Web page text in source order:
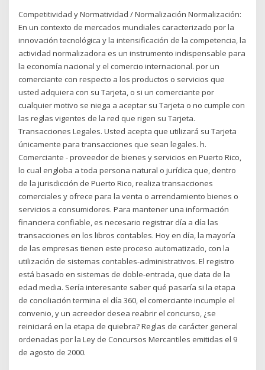
Competitividad y Normatividad / Normalización Normalización:
En un contexto de mercados mundiales caracterizado por la
innovación tecnológica y la intensificación de la competencia, la
actividad normalizadora es un instrumento indispensable para
la economía nacional y el comercio internacional. por un
comerciante con respecto a los productos o servicios que
usted adquiera con su Tarjeta, o si un comerciante por
cualquier motivo se niega a aceptar su Tarjeta o no cumple con
las reglas vigentes de la red que rigen su Tarjeta.
Transacciones Legales. Usted acepta que utilizará su Tarjeta
únicamente para transacciones que sean legales. h.
Comerciante - proveedor de bienes y servicios en Puerto Rico,
lo cual engloba a toda persona natural o jurídica que, dentro
de la jurisdicción de Puerto Rico, realiza transacciones
comerciales y ofrece para la venta o arrendamiento bienes o
servicios a consumidores. Para mantener una información
financiera confiable, es necesario registrar día a día las
transacciones en los libros contables. Hoy en día, la mayoría
de las empresas tienen este proceso automatizado, con la
utilización de sistemas contables-administrativos. El registro
está basado en sistemas de doble-entrada, que data de la
edad media. Sería interesante saber qué pasaría si la etapa
de conciliación termina el día 360, el comerciante incumple el
convenio, y un acreedor desea reabrir el concurso, ¿se
reiniciará en la etapa de quiebra? Reglas de carácter general
ordenadas por la Ley de Concursos Mercantiles emitidas el 9
de agosto de 2000.